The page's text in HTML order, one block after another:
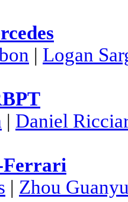
| Logan
| Daniel
Ferrari
| Zhou